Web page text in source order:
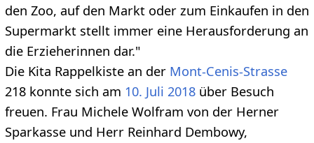
den Zoo, auf den Markt oder zum Einkaufen in den
Supermarkt stellt immer eine Herausforderung an
die Erzieherinnen dar."
Die Kita Rappelkiste an der Mont-Cenis-Strasse
218 konnte sich am 10. Juli 2018über Besuch
freuen. Frau Michele Wolfram von der Herner
Sparkasse und Herr Reinhard Dembowy,